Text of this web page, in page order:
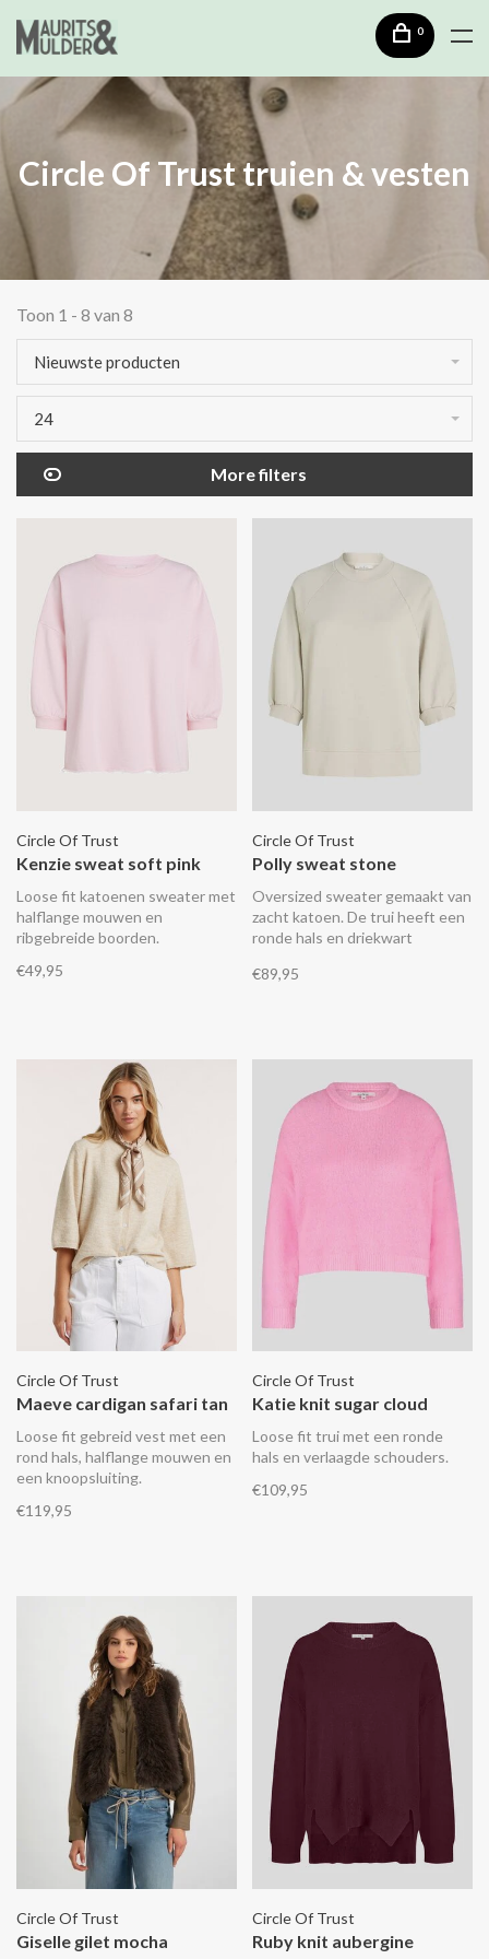
0
Circle Of Trust truien & vesten
Toon 1 - 8 van 8
Nieuwste producten
24
More filters
Circle Of Trust
Kenzie sweat soft pink
Loose fit katoenen sweater met
halflange mouwen en
ribgebreide boorden.
€49,95
Circle Of Trust
Polly sweat stone
Oversized sweater gemaakt van
zacht katoen. De trui heeft een
ronde hals en driekwart
€89,95
Circle Of Trust
Maeve cardigan safari tan
Loose fit gebreid vest met een
rond hals, halflange mouwen en
een knoopsluiting.
€119,95
Circle Of Trust
Katie knit sugar cloud
Loose fit trui met een ronde
hals en verlaagde schouders.
€109,95
Circle Of Trust
Giselle gilet mocha
Circle Of Trust
Ruby knit aubergine